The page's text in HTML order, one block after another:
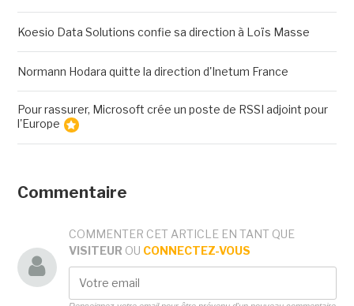
Koesio Data Solutions confie sa direction à Loïs Masse
Normann Hodara quitte la direction d'Inetum France
Pour rassurer, Microsoft crée un poste de RSSI adjoint pour
l'Europe
Commentaire
COMMENTER CET ARTICLE EN TANT QUE
VISITEUR OU CONNECTEZ-VOUS